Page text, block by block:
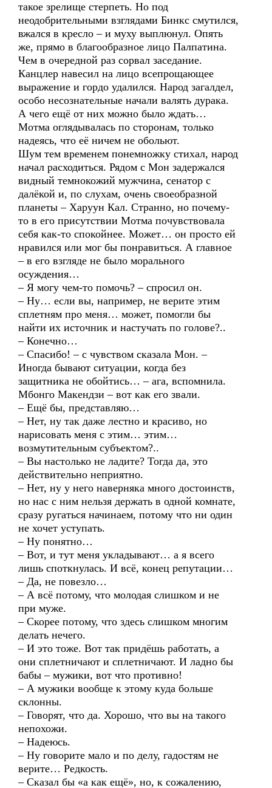
такое зрелище стерпеть. Но под
неодобрительными взглядами Бинкс смутился,
вжался в кресло – и муху выплюнул. Опять
же, прямо в благообразное лицо Палпатина.
Чем в очередной раз сорвал заседание.
Канцлер навесил на лицо всепрощающее
выражение и гордо удалился. Народ загалдел,
особо несознательные начали валять дурака.
А чего ещё от них можно было ждать…
Мотма оглядывалась по сторонам, только
надеясь, что её ничем не обольют.
Шум тем временем понемножку стихал, народ
начал расходиться. Рядом с Мон задержался
видный темнокожий мужчина, сенатор с
далёкой и, по слухам, очень своеобразной
планеты – Харуун Кал. Странно, но почему-
то в его присутствии Мотма почувствовала
себя как-то спокойнее. Может… он просто ей
нравился или мог бы понравиться. А главное
– в его взгляде не было морального
осуждения…
– Я могу чем-то помочь? – спросил он.
– Ну… если вы, например, не верите этим
сплетням про меня… может, помогли бы
найти их источник и настучать по голове?..
– Конечно…
– Спасибо! – с чувством сказала Мон. –
Иногда бывают ситуации, когда без
защитника не обойтись… – ага, вспомнила.
Мбонго Макендзи – вот как его звали.
– Ещё бы, представляю…
– Нет, ну так даже лестно и красиво, но
нарисовать меня с этим… этим…
возмутительным субъектом?..
– Вы настолько не ладите? Тогда да, это
действительно неприятно.
– Нет, ну у него наверняка много достоинств,
но нас с ним нельзя держать в одной комнате,
сразу ругаться начинаем, потому что ни один
не хочет уступать.
– Ну понятно…
– Вот, и тут меня укладывают… а я всего
лишь споткнулась. И всё, конец репутации…
– Да, не повезло…
– А всё потому, что молодая слишком и не
при муже.
– Скорее потому, что здесь слишком многим
делать нечего.
– И это тоже. Вот так придёшь работать, а
они сплетничают и сплетничают. И ладно бы
бабы – мужики, вот что противно!
– А мужики вообще к этому куда больше
склонны.
– Говорят, что да. Хорошо, что вы на такого
непохожи.
– Надеюсь.
– Ну говорите мало и по делу, гадостям не
верите… Редкость.
– Сказал бы «а как ещё», но, к сожалению,